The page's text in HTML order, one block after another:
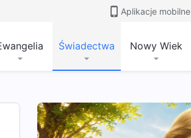
Aplikacje mobilne
Świadectwa Nowy Wiek